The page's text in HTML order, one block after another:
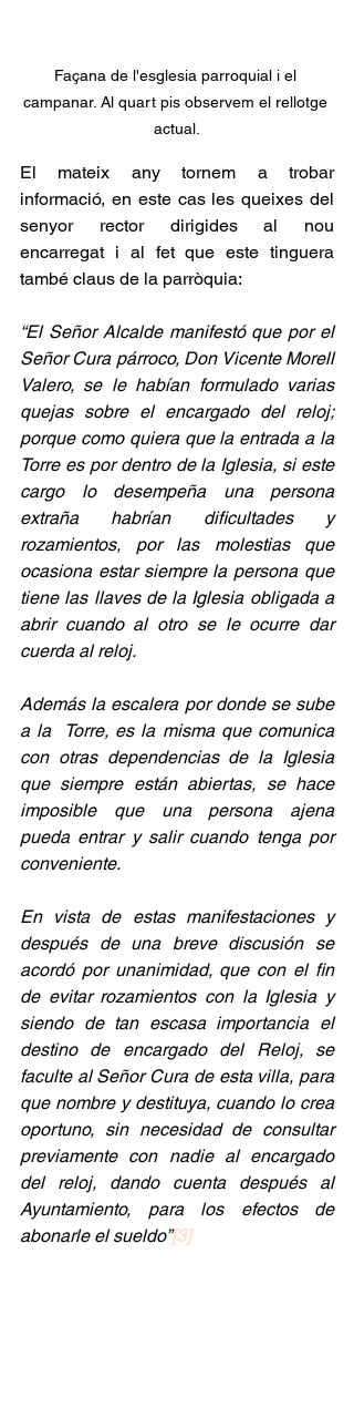
Façana de l'esglesia parroquial i el
campanar. Al quart pis observem el rellotge
actual.
El mateix any tornem a trobar
informació, en este cas les queixes del
senyor rector dirigides al nou
encarregat i al fet que este tinguera
també claus de la parròquia:
“El Señor Alcalde manifestó que por el
Señor Cura párroco, Don Vicente Morell
Valero, se le habían formulado varias
quejas sobre el encargado del reloj;
porque como quiera que la entrada a la
Torre es por dentro de la Iglesia, si este
cargo lo desempeña una persona
extraña habrían dificultades y
rozamientos, por las molestias que
ocasiona estar siempre la persona que
tiene las llaves de la Iglesia obligada a
abrir cuando al otro se le ocurre dar
cuerda al reloj.
Además la escalera por donde se sube
a la  Torre, es la misma que comunica
con otras dependencias de la Iglesia
que siempre están abiertas, se hace
imposible que una persona ajena
pueda entrar y salir cuando tenga por
conveniente.
En vista de estas manifestaciones y
después de una breve discusión se
acordó por unanimidad, que con el fin
de evitar rozamientos con la Iglesia y
siendo de tan escasa importancia el
destino de encargado del Reloj, se
faculte al Señor Cura de esta villa, para
que nombre y destituya, cuando lo crea
oportuno, sin necesidad de consultar
previamente con nadie al encargado
del reloj, dando cuenta después al
Ayuntamiento, para los efectos de
abonarle el sueldo”[3]